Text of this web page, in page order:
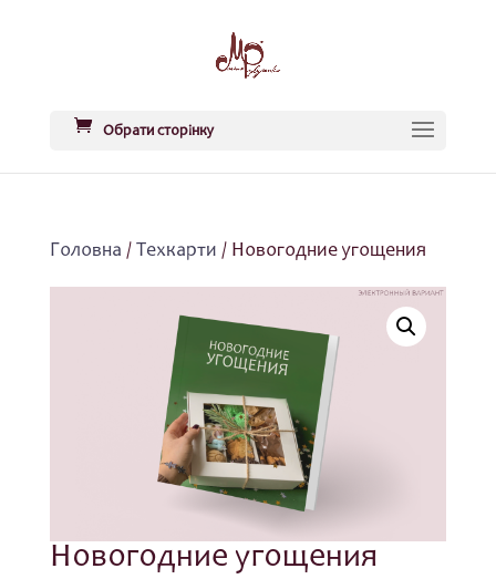
Обрати сторінку
Головна / Техкарти / Новогодние угощения
Новогодние угощения